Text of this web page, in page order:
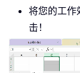
将您的工作
击！